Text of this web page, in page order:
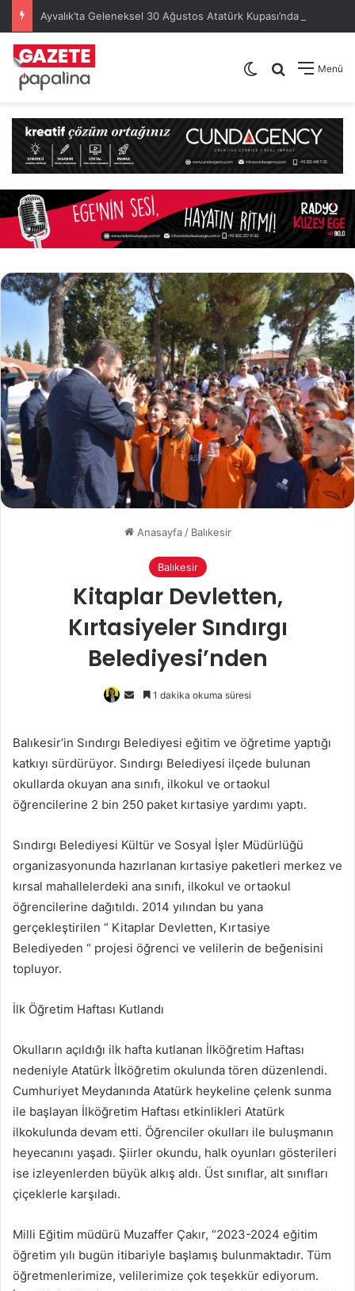
Menü
Arama yap
Dış görünümü
Anasayfa / Balıkesir
Balıkesir
Kitaplar Devletten,
Kırtasiyeler Sındırgı
Belediyesi’nden
Bir
göndermek
1 dakika okuma süresi
Balıkesir’in Sındırgı Belediyesi eğitim ve öğretime yaptığı
katkıyı sürdürüyor. Sındırgı Belediyesi ilçede bulunan
okullarda okuyan ana sınıfı, ilkokul ve ortaokul
öğrencilerine 2 bin 250 paket kırtasiye yardımı yaptı.
Sındırgı Belediyesi Kültür ve Sosyal İşler Müdürlüğü
organizasyonunda hazırlanan kırtasiye paketleri merkez ve
kırsal mahallelerdeki ana sınıfı, ilkokul ve ortaokul
öğrencilerine dağıtıldı. 2014 yılından bu yana
gerçekleştirilen “ Kitaplar Devletten, Kırtasiye
Belediyeden “ projesi öğrenci ve velilerin de beğenisini
topluyor.
İlk Öğretim Haftası Kutlandı
Okulların açıldığı ilk hafta kutlanan İlköğretim Haftası
nedeniyle Atatürk İlköğretim okulunda tören düzenlendi.
Cumhuriyet Meydanında Atatürk heykeline çelenk sunma
ile başlayan İlköğretim Haftası etkinlikleri Atatürk
ilkokulunda devam etti. Öğrenciler okulları ile buluşmanın
heyecanını yaşadı. Şiirler okundu, halk oyunları gösterileri
ise izleyenlerden büyük alkış aldı. Üst sınıflar, alt sınıfları
çiçeklerle karşıladı.
Milli Eğitim müdürü Muzaffer Çakır, “2023-2024 eğitim
öğretim yılı bugün itibariyle başlamış bulunmaktadır. Tüm
öğretmenlerimize, velilerimize çok teşekkür ediyorum.